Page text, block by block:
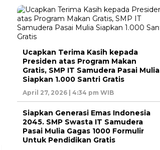
Ucapkan Terima Kasih kepada
Presiden atas Program Makan
Gratis, SMP IT Samudera Pasai Mulia
Siapkan 1.000 Santri Gratis
April 27, 2026 | 4:34 pm WIB
Siapkan Generasi Emas Indonesia
2045. SMP Swasta IT Samudera
Pasai Mulia Gagas 1000 Formulir
Untuk Pendidikan Gratis